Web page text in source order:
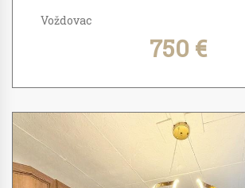
Voždovac
750 €